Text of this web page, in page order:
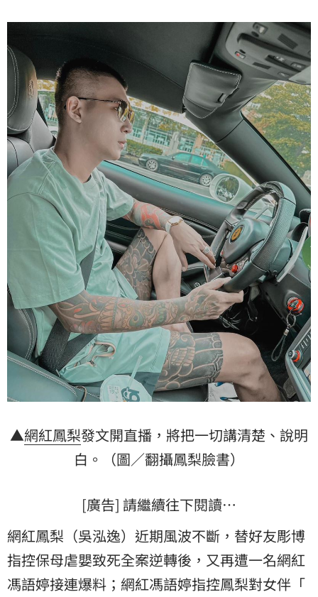
▲網紅鳳梨發文開直播，將把一切講清楚、說明
白。（圖／翻攝鳳梨臉書）
[廣告] 請繼續往下閱讀…
網紅鳳梨（吳泓逸）近期風波不斷，替好友彫博
指控保母虐嬰致死全案逆轉後，又再遭一名網紅
馮語婷接連爆料；網紅馮語婷指控鳳梨對女伴「